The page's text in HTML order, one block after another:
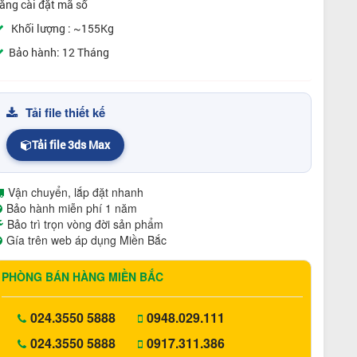
cài đặt mã số
Khối lượng : ~155Kg
Bảo hành: 12 Tháng
Tải file thiết kế
Tải file 3ds Max
Vận chuyển, lắp đặt nhanh
Bảo hành miễn phí 1 năm
Bảo trì trọn vòng đời sản phẩm
Gía trên web áp dụng Miền Bắc
PHÒNG BÁN HÀNG MIỀN BẮC
024.3550 5888
024.3550 5888
0948.029.111
0917.311.386